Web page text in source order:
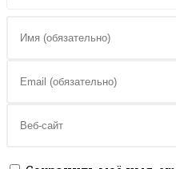
или
пользователя,
адрес,